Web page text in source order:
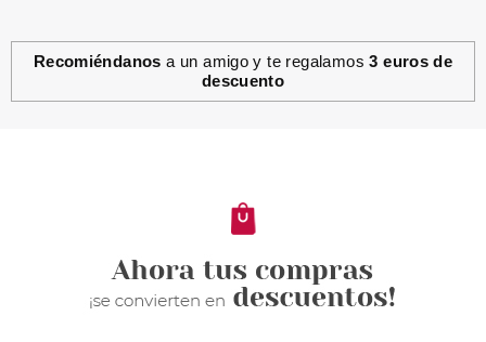
Recomiéndanos a un amigo y te regalamos3 euros de
descuento